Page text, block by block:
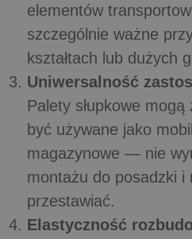
elementów
szczególnie ważne
kształtach lub dużych
Uniwersalność
Palety słupkowe mogą
być używane jako
magazynowe — nie
montażu do posadzki i
przestawiać.
Elastyczność